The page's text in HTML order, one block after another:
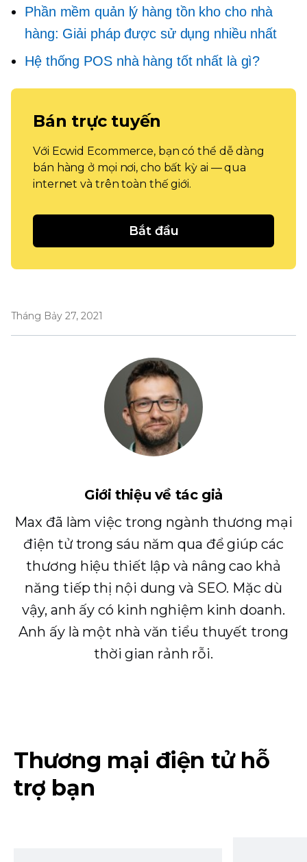
Phần mềm quản lý hàng tồn kho cho nhà
hàng: Giải pháp được sử dụng nhiều nhất
Hệ thống POS nhà hàng tốt nhất là gì?
Bán trực tuyến
Với Ecwid Ecommerce, bạn có thể dễ dàng
bán hàng ở mọi nơi, cho bất kỳ ai — qua
internet và trên toàn thế giới.
Bắt đầu
Tháng Bảy 27, 2021
Giới thiệu về tác giả
Max đã làm việc trong ngành thương mại
điện tử trong sáu năm qua để giúp các
thương hiệu thiết lập và nâng cao khả
năng tiếp thị nội dung và SEO. Mặc dù
vậy, anh ấy có kinh nghiệm kinh doanh.
Anh ấy là một nhà văn tiểu thuyết trong
thời gian rảnh rỗi.
Thương mại điện tử hỗ
trợ bạn